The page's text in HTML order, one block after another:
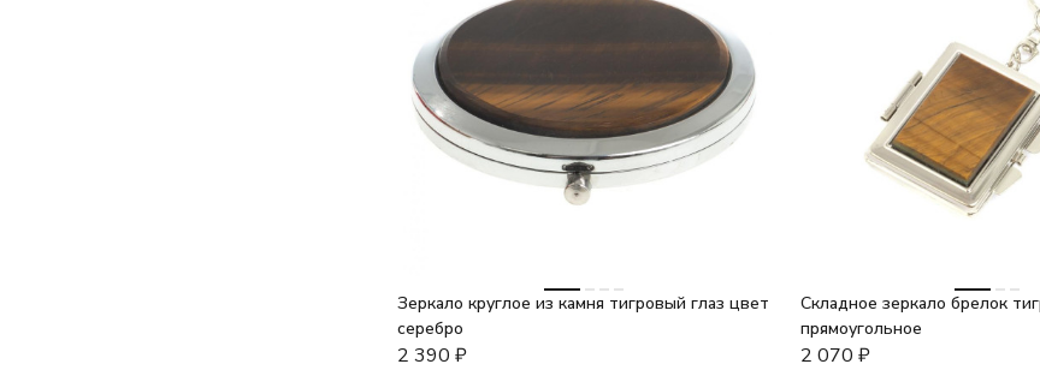
Зеркало круглое из камня тигровый глаз цвет
серебро
2 390 ₽
Складное зеркало брелок
прямоугольное
2 070 ₽